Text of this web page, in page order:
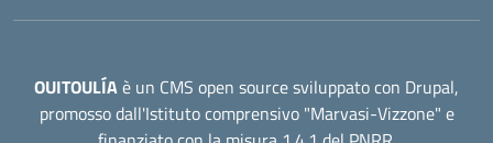
OUITOULÍAè un CMS open source sviluppato con Drupal,
promosso dall'Istituto comprensivo "Marvasi-Vizzone" e